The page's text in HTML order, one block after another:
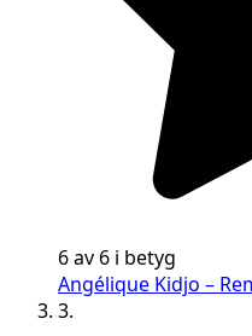
6 av 6 i betyg
Angélique Kidjo –
3.